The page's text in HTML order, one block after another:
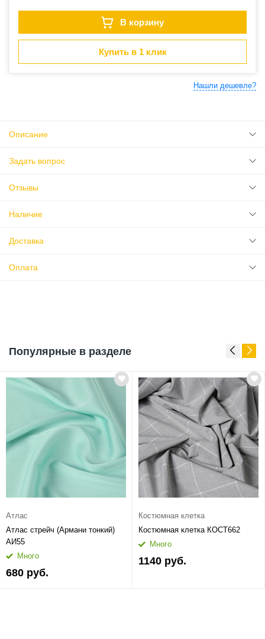
В корзину
Купить в 1 клик
Нашли дешевле?
Описание
Задать вопрос
Отзывы
Наличие
Доставка
Оплата
Популярные в разделе
Атлас
Атлас стрейч (Армани тонкий)
АИ55
Много
680 руб.
Костюмная клетка
Костюмная клетка КОСТ662
Много
1140 руб.